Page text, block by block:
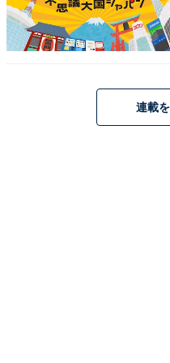
からも日本と韓国のいい
ルの良いお手本になって
性）」といった応援コメ
いです（25歳女性）」と
んを最後まで見守る姿勢
連載